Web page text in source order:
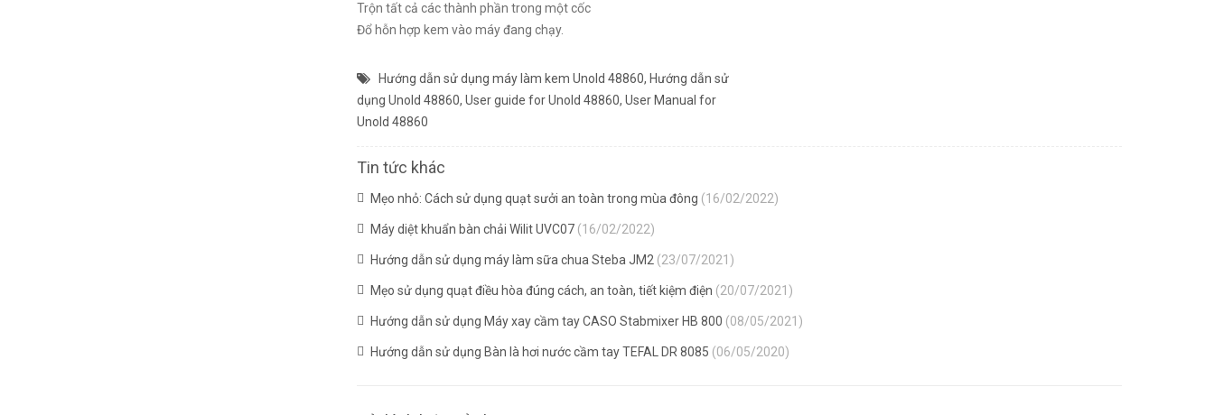
Trộn tất cả các thành phần trong một cốc
Đổ hỗn hợp kem vào máy đang chạy.
Hướng dẫn sử dụng máy làm kem Unold 48860, Hướng dẫn sử
dụng Unold 48860, User guide for Unold 48860, User Manual for
Unold 48860
Tin tức khác
Mẹo nhỏ: Cách sử dụng quạt sưởi an toàn trong mùa đông (16/02/2022)
Máy diệt khuẩn bàn chải Wilit UVC07 (16/02/2022)
Hướng dẫn sử dụng máy làm sữa chua Steba JM2 (23/07/2021)
Mẹo sử dụng quạt điều hòa đúng cách, an toàn, tiết kiệm điện (20/07/2021)
Hướng dẫn sử dụng Máy xay cầm tay CASO Stabmixer HB 800 (08/05/2021)
Hướng dẫn sử dụng Bàn là hơi nước cầm tay TEFAL DR 8085 (06/05/2020)